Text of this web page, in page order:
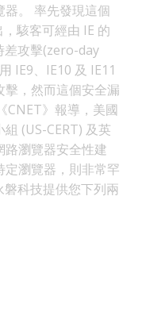
。 率先發現這個
駭客可經由 IE 的
差攻擊(zero-day
IE9、IE10 及 IE11
，然而這個安全漏
CNET》報導，美國
(US-CERT) 及英
路瀏覽器安全性建
瀏覽器，則非常罕
磐科技提供您下列兩